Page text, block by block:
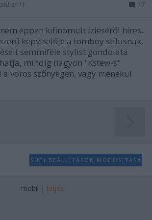
11. 17
éppen kifinomult ízléséről híres,
képviselője a tomboy stílusnak.
semmiféle stylist gondolata
mindig nagyon "Kstew-s"
vörös szőnyegen, vagy menekül
SÜTI BEÁLLÍTÁSOK MÓDOSÍTÁSA
mobil | teljes